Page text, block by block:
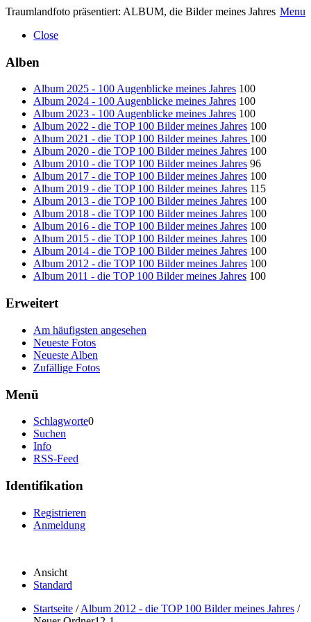
Traumlandfoto präsentiert: ALBUM, die Bilder meines Jahres Menu
Close
Alben
Album 2025 - 100 Augenblicke meines Jahres 100
Album 2024 - 100 Augenblicke meines Jahres 100
Album 2023 - 100 Augenblicke meines Jahres 100
Album 2022 - die TOP 100 Bilder meines Jahres 100
Album 2021 - die TOP 100 Bilder meines Jahres 100
Album 2020 - die TOP 100 Bilder meines Jahres 100
Album 2010 - die TOP 100 Bilder meines Jahres 96
Album 2017 - die TOP 100 Bilder meines Jahres 100
Album 2019 - die TOP 100 Bilder meines Jahres 115
Album 2013 - die TOP 100 Bilder meines Jahres 100
Album 2018 - die TOP 100 Bilder meines Jahres 100
Album 2016 - die TOP 100 Bilder meines Jahres 100
Album 2015 - die TOP 100 Bilder meines Jahres 100
Album 2014 - die TOP 100 Bilder meines Jahres 100
Album 2012 - die TOP 100 Bilder meines Jahres 100
Album 2011 - die TOP 100 Bilder meines Jahres 100
Erweitert
Am häufigsten angesehen
Neueste Fotos
Neueste Alben
Zufällige Fotos
Menü
Schlagworte0
Suchen
Info
RSS-Feed
Identifikation
Registrieren
Anmeldung
Ansicht
Standard
Startseite /Album 2012 - die TOP 100 Bilder meines Jahres /